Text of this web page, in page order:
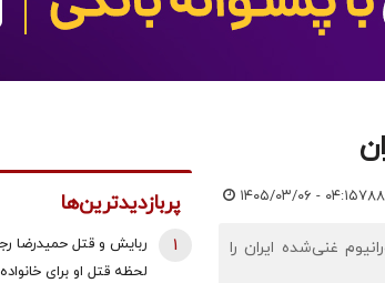
۱۴۰۵/۰۳/۰۶ - ۰۴:۱۵
غنی‌شده ایران را
پربازدیدترین‌ها
ربایش و قتل حمیدرضا
لحظه قتل او برای
1